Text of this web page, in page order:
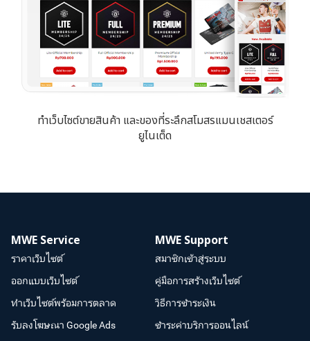
ทำเว็บไซต์ขายสินค้า และของที่ระลึกสโมสรแมนเชสเตอร์
ยูไนเต็ด
MWE Service
ราคาเว็บไซต์
ออกแบบเว็บไซต์
ทำเว็บไซต์พร้อมการตลาด
รับลงโฆษณา Google Ads
MWE Support
สมาชิกเข้าสู่ระบบ
คู่มือการสร้างเว็บไซต์
วิธีการชำระเงิน
ชำระค่าบริการออนไลน์